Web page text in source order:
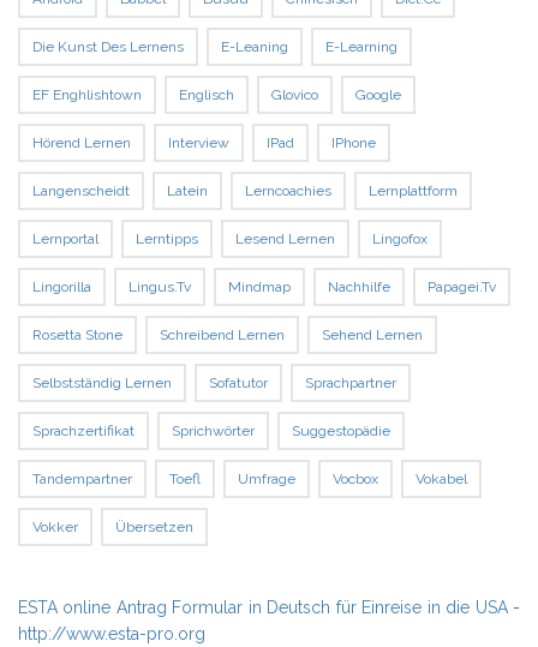
Die Kunst Des Lernens E-Leaning E-Learning
EF Enghlishtown Englisch Glovico Google
Hörend Lernen Interview IPad IPhone
Langenscheidt Latein Lerncoachies Lernplattform
Lernportal Lerntipps Lesend Lernen Lingofox
Lingorilla Lingus.tv Mindmap Nachhilfe Papagei.tv
Rosetta Stone Schreibend Lernen Sehend Lernen
Selbstständig Lernen Sofatutor Sprachpartner
Sprachzertifikat Sprichwörter Suggestopädie
Tandempartner Toefl Umfrage Vocbox Vokabel
Vokker Übersetzen
ESTA online Antrag Formular in Deutsch für Einreise in die USA-
http://www.esta-pro.org